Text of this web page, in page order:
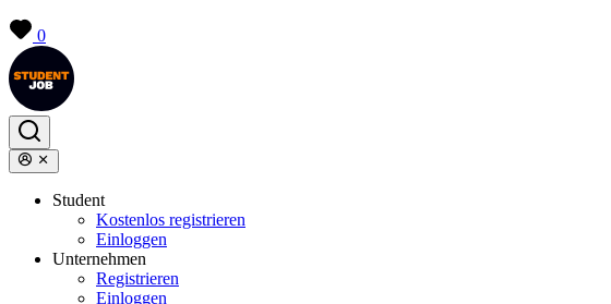
0
Student
Kostenlos registrieren
Einloggen
Unternehmen
Registrieren
Einloggen